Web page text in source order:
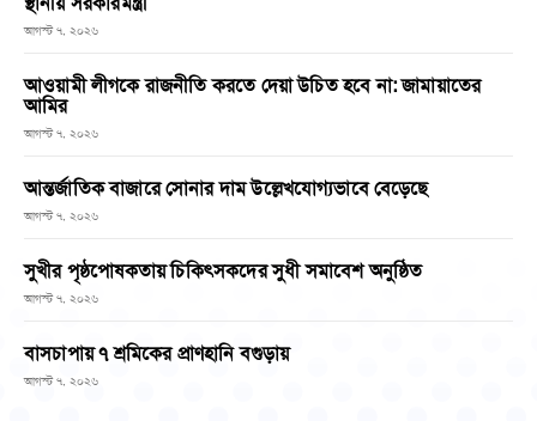
আগস্ট ৭, ২০২৬
আওয়ামী লীগকে রাজনীতি করতে দেয়া উচিত হবে না: জামায়াতের
আমির
আগস্ট ৭, ২০২৬
আন্তর্জাতিক বাজারে সোনার দাম উল্লেখযোগ্যভাবে বেড়েছে
আগস্ট ৭, ২০২৬
সুখীর পৃষ্ঠপোষকতায় চিকিৎসকদের সুধী সমাবেশ অনুষ্ঠিত
আগস্ট ৭, ২০২৬
বাসচাপায় ৭ শ্রমিকের প্রাণহানি বগুড়ায়
আগস্ট ৭, ২০২৬